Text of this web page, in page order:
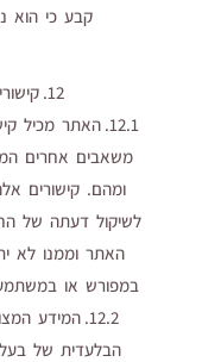
קבע כי הוא
12. קישורים באתר וקישורים אל האתר
משאבים אחרים
ומהם. קישורים
לשיקול דעתה של
האתר וממנו לא
במפורש או
12.2. המידע
הבלעדית של